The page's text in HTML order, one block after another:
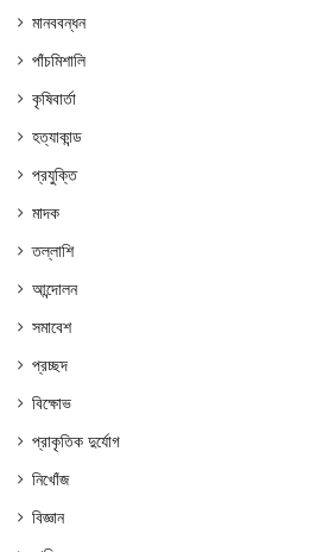
মানববন্ধন
পাঁচমিশালি
কৃষিবার্তা
হত্যাকান্ড
প্রযুক্তি
মাদক
তল্লাশি
আন্দোলন
সমাবেশ
প্রচ্ছদ
বিক্ষোভ
প্রাকৃতিক দুর্যোগ
নিখোঁজ
বিজ্ঞান